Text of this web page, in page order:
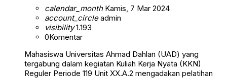
calendar_monthKamis, 7 Mar 2024
account_circleadmin
visibility1.193
0Komentar
Mahasiswa Universitas Ahmad Dahlan (UAD) yang
tergabung dalam kegiatan Kuliah Kerja Nyata (KKN)
Reguler Periode 119 Unit XX.A.2 mengadakan pelatihan